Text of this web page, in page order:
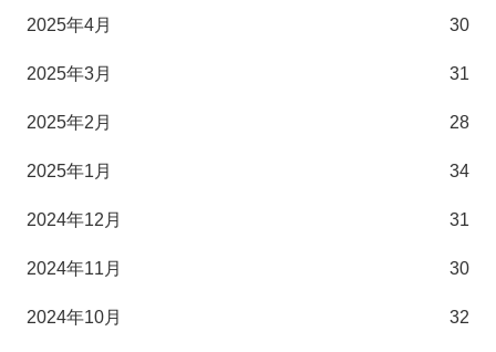
2025年4月 30
2025年3月 31
2025年2月 28
2025年1月 34
2024年12月 31
2024年11月 30
2024年10月 32